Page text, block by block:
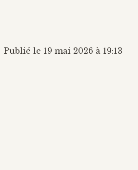
Publié le 19 mai 2026 à 19:13